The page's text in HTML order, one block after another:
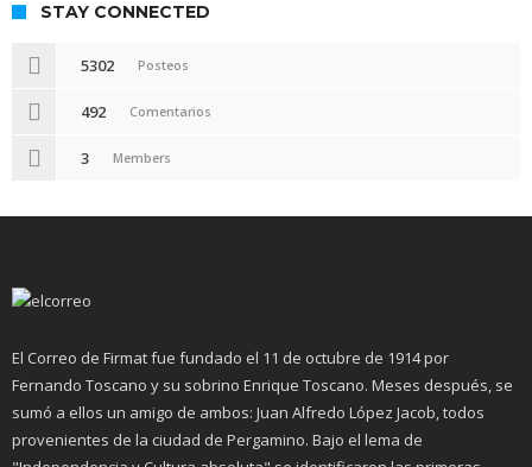
STAY CONNECTED
5302 Posteos
492 Comentarios
3 Members
El Correo de Firmat fue fundado el 11 de octubre de 1914 por
Fernando Toscano y su sobrino Enrique Toscano. Meses después, se
sumó a ellos un amigo de ambos: Juan Alfredo López Jacob, todos
provenientes de la ciudad de Pergamino. Bajo el lema de